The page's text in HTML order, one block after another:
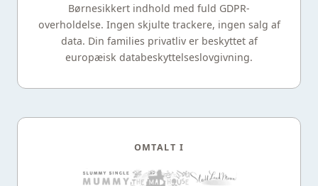
Børnesikkert indhold med fuld GDPR-
overholdelse. Ingen skjulte trackere, ingen salg af
data. Din families privatliv er beskyttet af
europæisk databeskyttelseslovgivning.
OMTALT I